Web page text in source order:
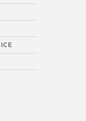
จำกัด
จำกัด (มหาชน)
Baby&Kids